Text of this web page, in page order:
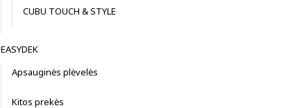
CUBU TOUCH & STYLE
EASYDEK
Apsauginės plėvelės
Kitos prekės